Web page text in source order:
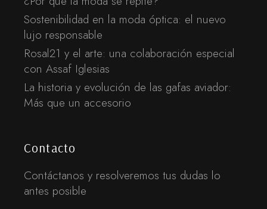
Sostenibilidad en la moda óptica: el nuevo
lujo responsable
Rosal21 y el arte: una colaboración especial
con Assaf Iglesias
La historia y evolución de las gafas aviador:
Más que un accesorio
Contacto
Contáctanos y resolveremos tus dudas lo
antes posible